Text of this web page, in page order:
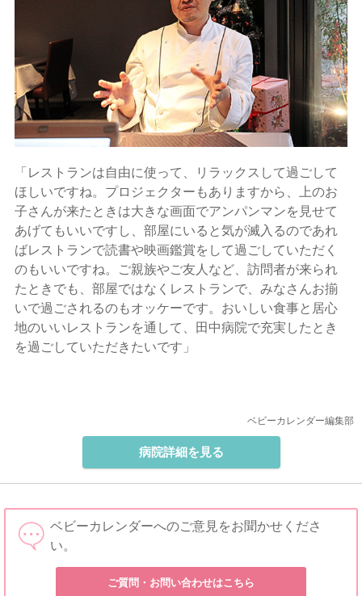
「レストランは自由に使って、リラックスして過ごして
ほしいですね。プロジェクターもありますから、上のお
子さんが来たときは大きな画面でアンパンマンを見せて
あげてもいいですし、部屋にいると気が滅入るのであれ
ばレストランで読書や映画鑑賞をして過ごしていただく
のもいいですね。ご親族やご友人など、訪問者が来られ
たときでも、部屋ではなくレストランで、みなさんお揃
いで過ごされるのもオッケーです。おいしい食事と居心
地のいいレストランを通して、田中病院で充実したとき
を過ごしていただきたいです」
ベビーカレンダー編集部
病院詳細を見る
ベビーカレンダーへのご意見をお聞かせくださ
い。
ご質問・お問い合わせはこちら